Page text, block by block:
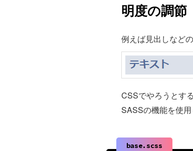
明度の調節
例えば見出しなど
CSSでやろうとす
SASSの機能を使用
base.scss